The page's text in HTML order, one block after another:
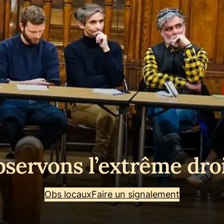
l’extrême
Obs locauxFaire un signalement